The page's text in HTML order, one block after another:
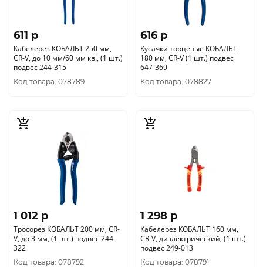
611 p
Кабелерез КОБАЛЬТ 250 мм,
CR-V, до 10 мм/60 мм кв., (1 шт.)
подвес 244-315
Код товара: 078789
616 p
Кусачки торцевые КОБАЛЬТ
180 мм, CR-V (1 шт.) подвес
647-369
Код товара: 078827
1 012 p
Тросорез КОБАЛЬТ 200 мм, CR-
V, до 3 мм, (1 шт.) подвес 244-
322
Код товара: 078792
1 298 p
Кабелерез КОБАЛЬТ 160 мм,
CR-V, диэлектрический, (1 шт.)
подвес 249-013
Код товара: 078791